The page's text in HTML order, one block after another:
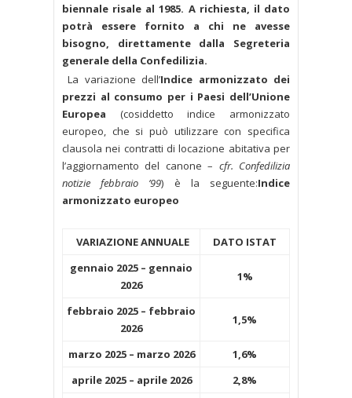
biennale risale al 1985. A richiesta, il dato
potrà essere fornito a chi ne avesse
bisogno, direttamente dalla Segreteria
generale della Confedilizia.
La variazione dell’Indice armonizzato dei
prezzi al consumo per i Paesi dell’Unione
Europea (cosiddetto indice armonizzato
europeo, che si può utilizzare con specifica
clausola nei contratti di locazione abitativa per
l’aggiornamento del canone – cfr. Confedilizia
notizie febbraio ’99) è la seguente:Indice
armonizzato europeo
VARIAZIONE ANNUALE
DATO ISTAT
gennaio 2025 – gennaio
2026
1%
febbraio 2025 – febbraio
2026
1,5%
marzo 2025 – marzo 2026
1,6%
aprile 2025 – aprile 2026
2,8%